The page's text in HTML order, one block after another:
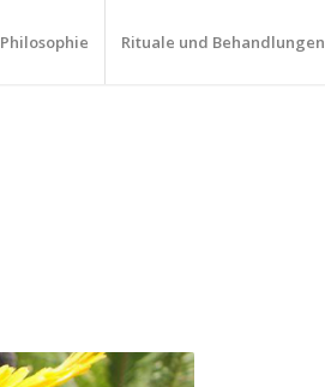
Philosophie Rituale und Behandlungen